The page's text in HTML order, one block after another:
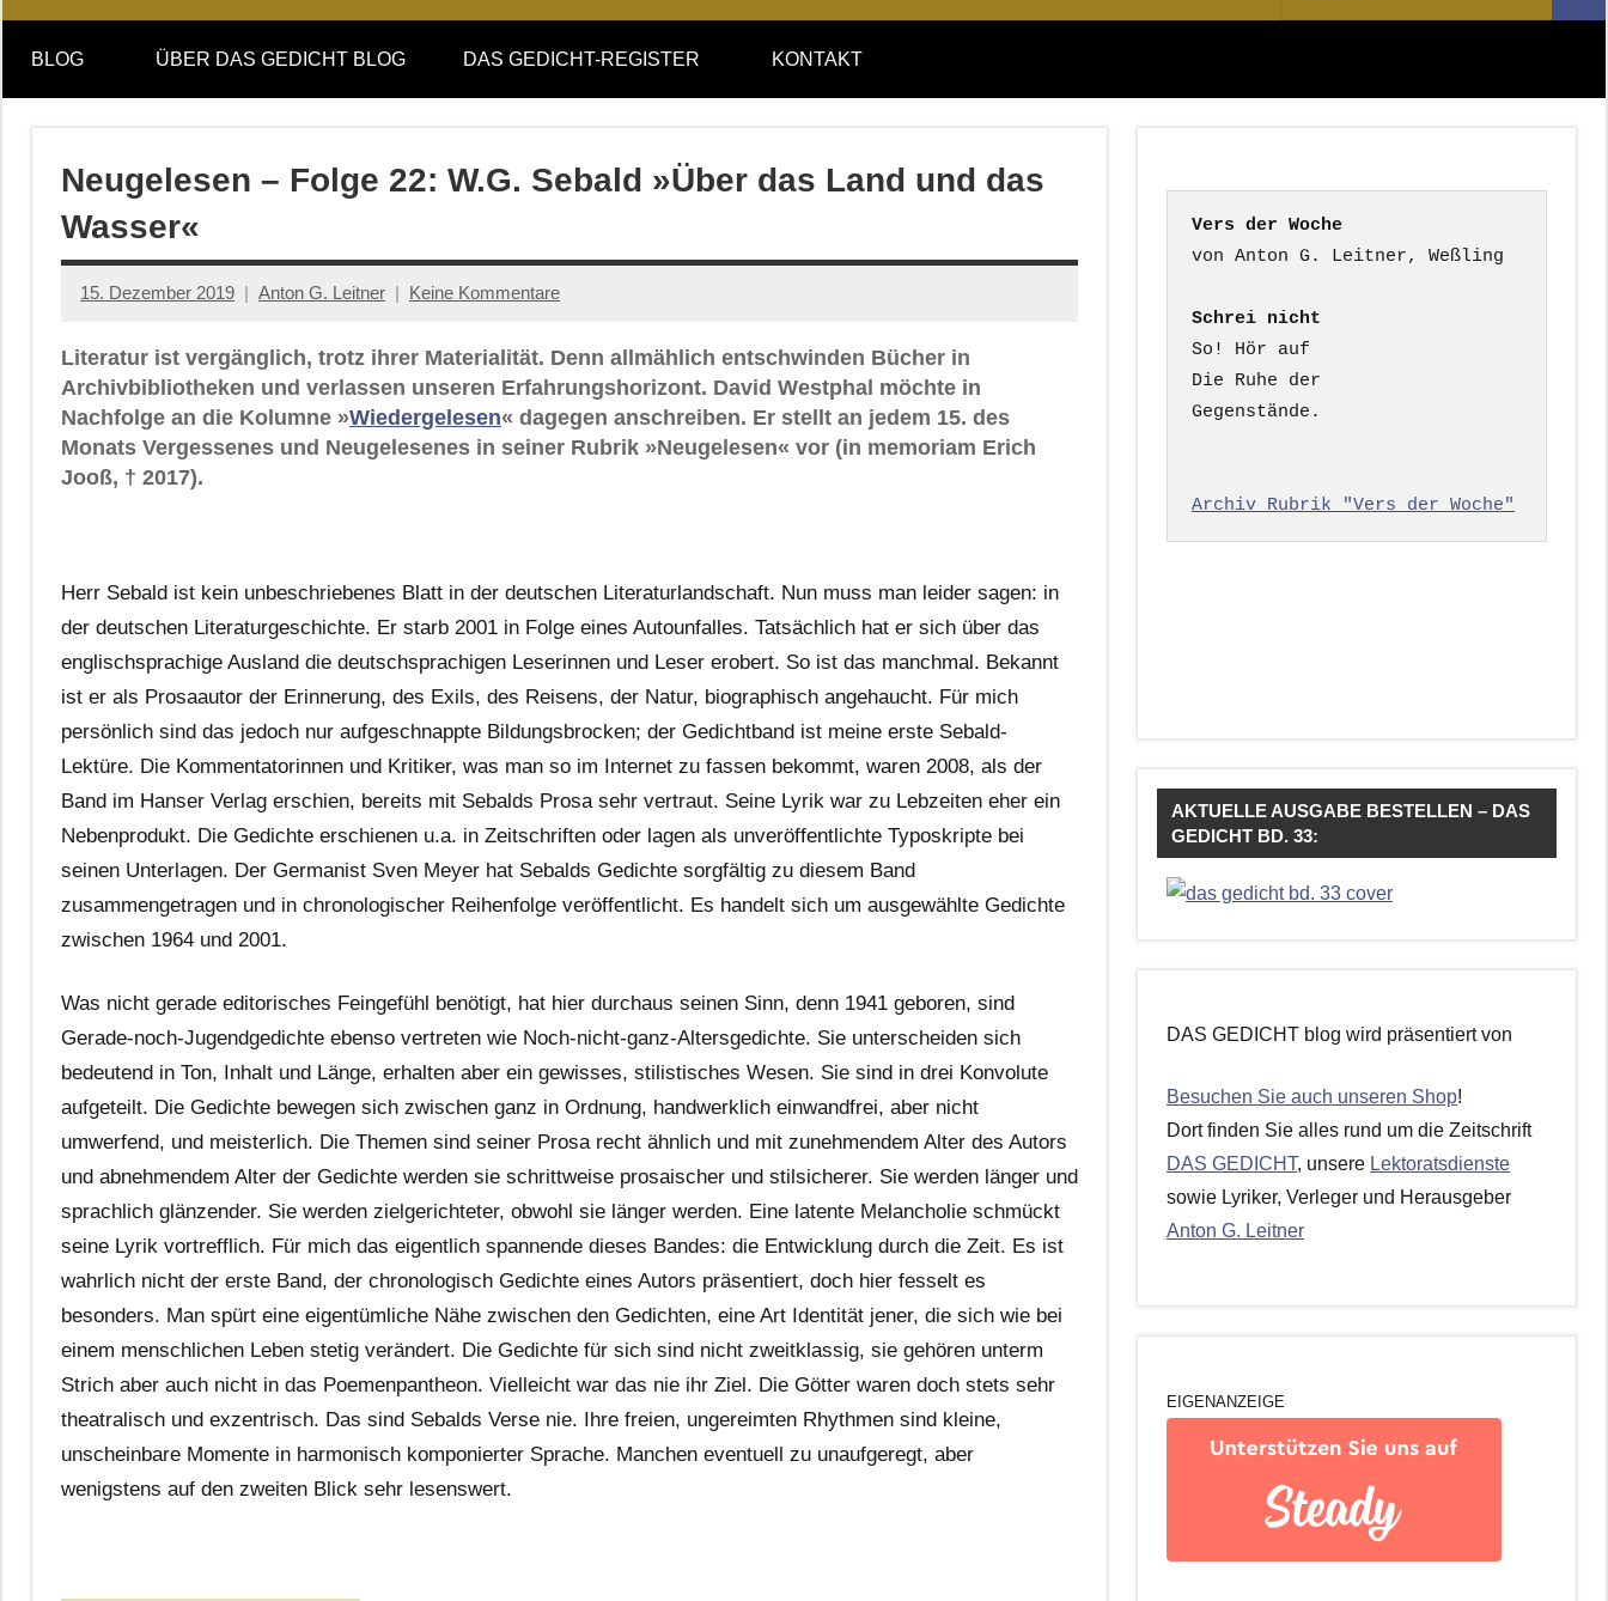
DAS
GEDICHT
blog
DAS
GEDICHT.
Zeitschrift
nach:
BLOG ÜBER DAS GEDICHT BLOG DAS GEDICHT-REGISTER KONTAKT
Neugelesen – Folge 22: W.G. Sebald »Über das Land und das
Wasser«
15. Dezember 2019 Anton G. Leitner Keine Kommentare
Literatur ist vergänglich, trotz ihrer Materialität. Denn allmählich entschwinden Bücher in
Archivbibliotheken und verlassen unseren Erfahrungshorizont. David Westphal möchte in
Nachfolge an die Kolumne »Wiedergelesen« dagegen anschreiben. Er stellt an jedem 15. des
Monats Vergessenes und Neugelesenes in seiner Rubrik »Neugelesen« vor (in memoriam Erich
Jooß, † 2017).
Herr Sebald ist kein unbeschriebenes Blatt in der deutschen Literaturlandschaft. Nun muss man leider sagen: in
der deutschen Literaturgeschichte. Er starb 2001 in Folge eines Autounfalles. Tatsächlich hat er sich über das
englischsprachige Ausland die deutschsprachigen Leserinnen und Leser erobert. So ist das manchmal. Bekannt
ist er als Prosaautor der Erinnerung, des Exils, des Reisens, der Natur, biographisch angehaucht. Für mich
persönlich sind das jedoch nur aufgeschnappte Bildungsbrocken; der Gedichtband ist meine erste Sebald-
Lektüre. Die Kommentatorinnen und Kritiker, was man so im Internet zu fassen bekommt, waren 2008, als der
Band im Hanser Verlag erschien, bereits mit Sebalds Prosa sehr vertraut. Seine Lyrik war zu Lebzeiten eher ein
Nebenprodukt. Die Gedichte erschienen u.a. in Zeitschriften oder lagen als unveröffentlichte Typoskripte bei
seinen Unterlagen. Der Germanist Sven Meyer hat Sebalds Gedichte sorgfältig zu diesem Band
zusammengetragen und in chronologischer Reihenfolge veröffentlicht. Es handelt sich um ausgewählte Gedichte
zwischen 1964 und 2001.
Was nicht gerade editorisches Feingefühl benötigt, hat hier durchaus seinen Sinn, denn 1941 geboren, sind
Gerade-noch-Jugendgedichte ebenso vertreten wie Noch-nicht-ganz-Altersgedichte. Sie unterscheiden sich
bedeutend in Ton, Inhalt und Länge, erhalten aber ein gewisses, stilistisches Wesen. Sie sind in drei Konvolute
aufgeteilt. Die Gedichte bewegen sich zwischen ganz in Ordnung, handwerklich einwandfrei, aber nicht
umwerfend, und meisterlich. Die Themen sind seiner Prosa recht ähnlich und mit zunehmendem Alter des Autors
und abnehmendem Alter der Gedichte werden sie schrittweise prosaischer und stilsicherer. Sie werden länger und
sprachlich glänzender. Sie werden zielgerichteter, obwohl sie länger werden. Eine latente Melancholie schmückt
seine Lyrik vortrefflich. Für mich das eigentlich spannende dieses Bandes: die Entwicklung durch die Zeit. Es ist
wahrlich nicht der erste Band, der chronologisch Gedichte eines Autors präsentiert, doch hier fesselt es
besonders. Man spürt eine eigentümliche Nähe zwischen den Gedichten, eine Art Identität jener, die sich wie bei
einem menschlichen Leben stetig verändert. Die Gedichte für sich sind nicht zweitklassig, sie gehören unterm
Strich aber auch nicht in das Poemenpantheon. Vielleicht war das nie ihr Ziel. Die Götter waren doch stets sehr
theatralisch und exzentrisch. Das sind Sebalds Verse nie. Ihre freien, ungereimten Rhythmen sind kleine,
unscheinbare Momente in harmonisch komponierter Sprache. Manchen eventuell zu unaufgeregt, aber
wenigstens auf den zweiten Blick sehr lesenswert.
Vers der Woche
Schrei nicht
So! Hör auf
Die Ruhe der
Gegenstände.
Archiv Rubrik "Vers der Woche"
AKTUELLE AUSGABE BESTELLEN – DAS
GEDICHT BD. 33:
DAS GEDICHT blog wird präsentiert von
Besuchen Sie auch unseren Shop!
Dort finden Sie alles rund um die Zeitschrift
DAS GEDICHT, unsere Lektoratsdienste
sowie Lyriker, Verleger und Herausgeber
Anton G. Leitner
EIGENANZEIGE